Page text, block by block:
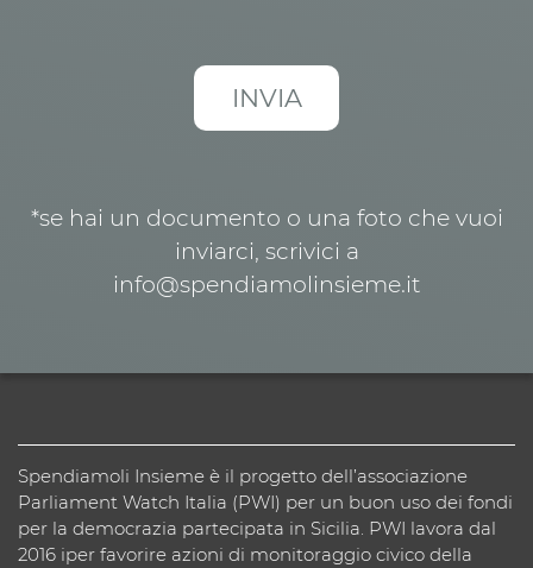
*se hai un documento o una foto che vuoi
inviarci, scrivici a
info@spendiamolinsieme.it
Spendiamoli Insieme è il progetto dell’associazione
Parliament Watch Italia (PWI) per un buon uso dei fondi
per la democrazia partecipata in Sicilia. PWI lavora dal
2016 iper favorire azioni di monitoraggio civico della